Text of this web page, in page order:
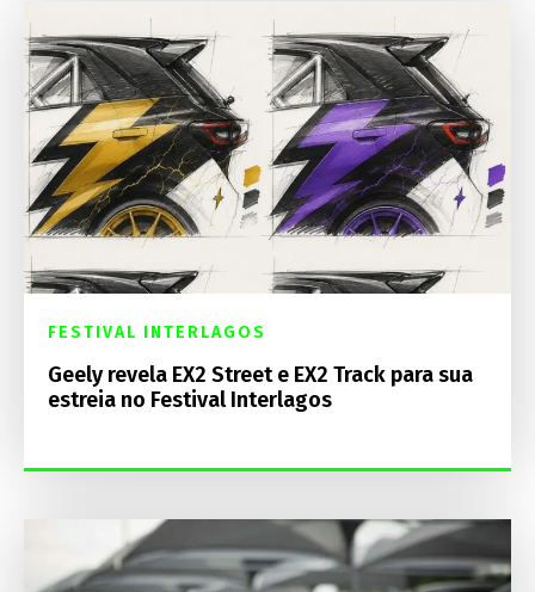
FESTIVAL INTERLAGOS
Geely revela EX2 Street e EX2 Track para sua
estreia no Festival Interlagos